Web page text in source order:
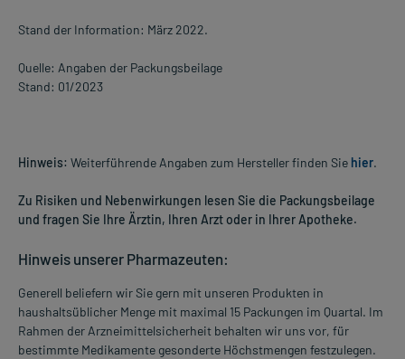
Stand der Information: März 2022.
Quelle: Angaben der Packungsbeilage
Stand: 01/2023
Hinweis: Weiterführende Angaben zum Hersteller finden Sie hier.
Zu Risiken und Nebenwirkungen lesen Sie die Packungsbeilage
und fragen Sie Ihre Ärztin, Ihren Arzt oder in Ihrer Apotheke.
Hinweis unserer Pharmazeuten:
Generell beliefern wir Sie gern mit unseren Produkten in
haushaltsüblicher Menge mit maximal 15 Packungen im Quartal. Im
Rahmen der Arzneimittelsicherheit behalten wir uns vor, für
bestimmte Medikamente gesonderte Höchstmengen festzulegen.